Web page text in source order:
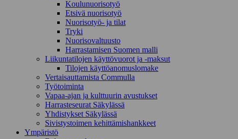
Koulunuorisotyö
Etsivä nuorisotyö
Nuorisotyö- ja tilat
Tryki
Nuorisovaltuusto
Harrastamisen Suomen malli
Liikuntatilojen käyttövuorot ja -maksut
Tilojen käyttöanomuslomake
Vertaisauttamista Commulla
Työtoiminta
Vapaa-ajan ja kulttuurin avustukset
Harrasteseurat Säkylässä
Yhdistykset Säkylässä
Sivistystoimen kehittämishankkeet
Ympä­ristö